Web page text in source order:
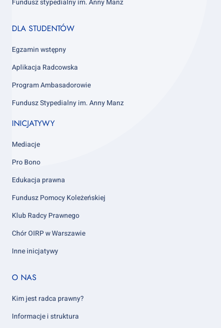
Fundusz stypedialny im. Anny Manz
Footer
4
DLA STUDENTÓW
Egzamin wstępny
Aplikacja Radcowska
Program Ambasadorowie
Fundusz Stypedialny im. Anny Manz
INICJATYWY
Mediacje
Pro Bono
Edukacja prawna
Fundusz Pomocy Koleżeńskiej
Klub Radcy Prawnego
Chór OIRP w Warszawie
Inne inicjatywy
Footer
5
O NAS
Kim jest radca prawny?
Informacje i struktura